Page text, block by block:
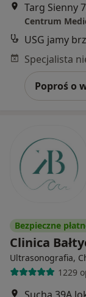
Targ Sienny
Centrum
USG jamy
Poproś o
Bezpieczne
Clinica
Ultrasonografia,
1229